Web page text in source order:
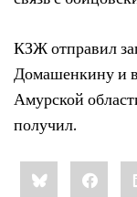
КЗЖ отправил
Домашенкину и
Амурской
получил.
Share
this:Bluesky